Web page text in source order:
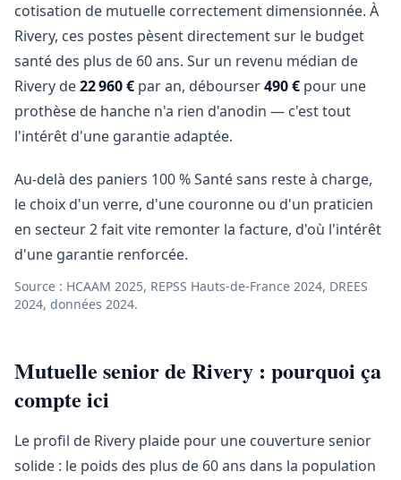
cotisation de mutuelle correctement dimensionnée. À
Rivery, ces postes pèsent directement sur le budget
santé des plus de 60 ans. Sur un revenu médian de
Rivery de22 960 € par an, débourser490 € pour une
prothèse de hanche n'a rien d'anodin — c'est tout
l'intérêt d'une garantie adaptée.
Au-delà des paniers 100 % Santé sans reste à charge,
le choix d'un verre, d'une couronne ou d'un praticien
en secteur 2 fait vite remonter la facture, d'où l'intérêt
d'une garantie renforcée.
Source : HCAAM 2025, REPSS Hauts-de-France 2024, DREES
2024, données 2024.
Mutuelle senior de Rivery : pourquoi ça
compte ici
Le profil de Rivery plaide pour une couverture senior
solide : le poids des plus de 60 ans dans la population